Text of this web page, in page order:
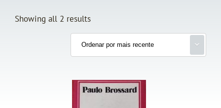
Showing all 2 results